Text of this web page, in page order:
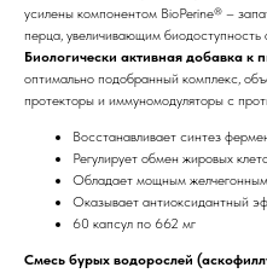
усилены компонентом BioPerine® –
перца, увеличивающим биодоступность
Биологически активная добавка
оптимально подобранный комплекс,
протекторы и иммуномодуляторы с
Восстанавливает синтез
Регулирует обмен жировых
Обладает мощным
Оказывает антиоксидантный
60 капсул по 662 мг
Смесь бурых водорослей